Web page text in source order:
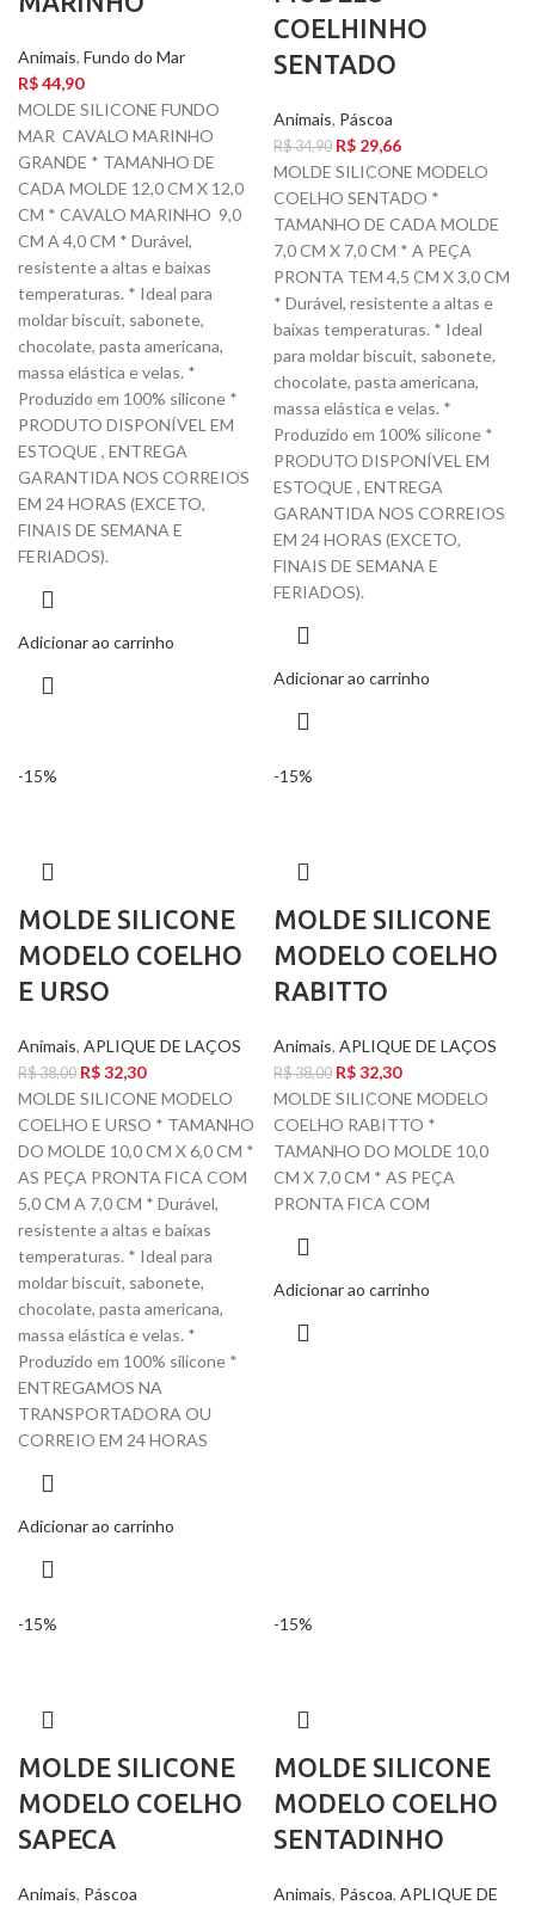
Animais, Fundo do Mar
R$44,90
MOLDE SILICONE FUNDO
MAR CAVALO MARINHO
GRANDE * TAMANHO DE
CADA MOLDE 12,0 CM X 12,0
CM * CAVALO MARINHO 9,0
CM A 4,0 CM * Durável,
resistente a altas e baixas
temperaturas. * Ideal para
moldar biscuit, sabonete,
chocolate, pasta americana,
massa elástica e velas. *
Produzido em 100% silicone *
PRODUTO DISPONÍVEL EM
ESTOQUE , ENTREGA
GARANTIDA NOS CORREIOS
EM 24 HORAS (EXCETO,
FINAIS DE SEMANA E
FERIADOS).
Adicionar ao carrinho
COELHINHO
SENTADO
Animais, Páscoa
R$34,90 R$ 29,66
MOLDE SILICONE MODELO
COELHO SENTADO *
TAMANHO DE CADA MOLDE
7,0 CM X 7,0 CM * A PEÇA
PRONTA TEM 4,5 CM X 3,0 CM
* Durável, resistente a altas e
baixas temperaturas. * Ideal
para moldar biscuit, sabonete,
chocolate, pasta americana,
massa elástica e velas. *
Produzido em 100% silicone *
PRODUTO DISPONÍVEL EM
ESTOQUE , ENTREGA
GARANTIDA NOS CORREIOS
EM 24 HORAS (EXCETO,
FINAIS DE SEMANA E
FERIADOS).
Adicionar ao carrinho
-15%
MOLDE SILICONE
MODELO COELHO
E URSO
Animais, APLIQUE DE LAÇOS
R$38,00 R$32,30
MOLDE SILICONE MODELO
COELHO E URSO * TAMANHO
DO MOLDE 10,0 CM X 6,0 CM *
AS PEÇA PRONTA FICA COM
5,0 CM A 7,0 CM * Durável,
resistente a altas e baixas
temperaturas. * Ideal para
moldar biscuit, sabonete,
chocolate, pasta americana,
massa elástica e velas. *
Produzido em 100% silicone *
ENTREGAMOS NA
TRANSPORTADORA OU
CORREIO EM 24 HORAS
Adicionar ao carrinho
-15%
MOLDE SILICONE
MODELO COELHO
RABITTO
Animais, APLIQUE DE LAÇOS
R$38,00 R$32,30
MOLDE SILICONE MODELO
COELHO RABITTO *
TAMANHO DO MOLDE 10,0
CM X 7,0 CM * AS PEÇA
PRONTA FICA COM
Adicionar ao carrinho
-15%
MOLDE SILICONE
MODELO COELHO
SAPECA
Animais, Páscoa
-15%
MOLDE SILICONE
MODELO COELHO
SENTADINHO
Animais, Páscoa, APLIQUE DE